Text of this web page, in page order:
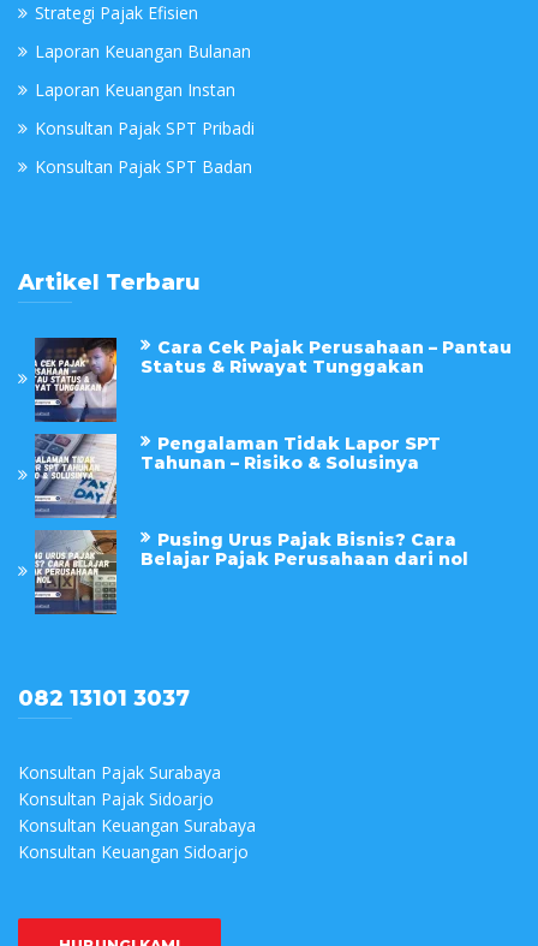
Strategi Pajak Efisien
Laporan Keuangan Bulanan
Laporan Keuangan Instan
Konsultan Pajak SPT Pribadi
Konsultan Pajak SPT Badan
Artikel Terbaru
Cara Cek Pajak Perusahaan – Pantau
Status & Riwayat Tunggakan
Pengalaman Tidak Lapor SPT
Tahunan – Risiko & Solusinya
Pusing Urus Pajak Bisnis? Cara
Belajar Pajak Perusahaan dari nol
082 13101 3037
Konsultan Pajak Surabaya
Konsultan Pajak Sidoarjo
Konsultan Keuangan Surabaya
Konsultan Keuangan Sidoarjo